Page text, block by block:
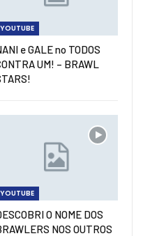
YOUTUBE
e GALE no TODOS
UM! – BRAWL
YOUTUBE
O NOME DOS
NOS OUTROS